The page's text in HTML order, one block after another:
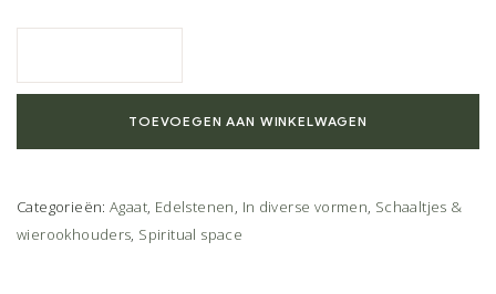
TOEVOEGEN AAN WINKELWAGEN
Categorieën:Agaat, Edelstenen, In diverse vormen, Schaaltjes &
wierookhouders, Spiritual space